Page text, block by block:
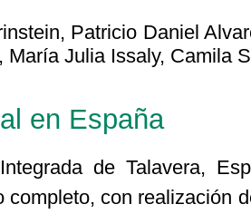
Patricio Daniel
María Julia Issaly, Camila
en España
de Talavera,
completo, con realización